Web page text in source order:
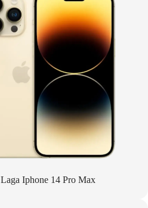
Laga Iphone 14 Pro Max